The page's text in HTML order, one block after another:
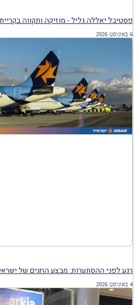
פסטיבל יאללה גליל - מוזיקה ותקווה
6 באוגוסט 2026
רגע לפני ההסתערות: מבצע החגים של
4 באוגוסט 2026